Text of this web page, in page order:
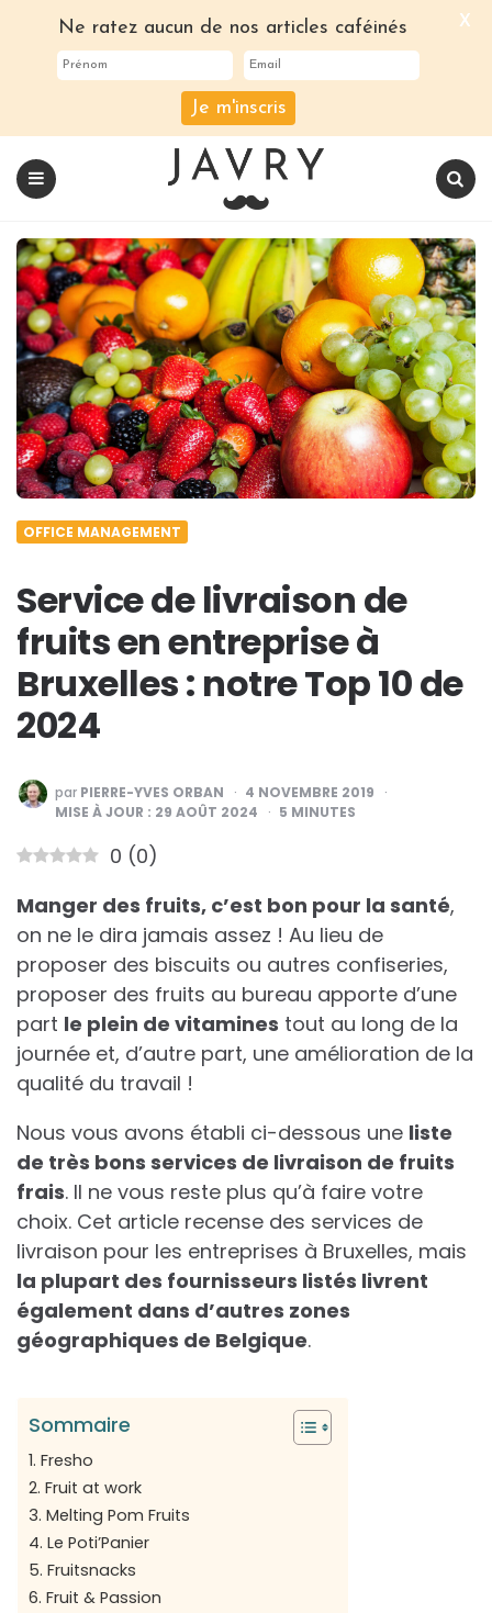
Le
blog
Javry
Coffee
OFFICE MANAGEMENT
Service de livraison de
fruits en entreprise à
Bruxelles : notre Top 10 de
2024
PUBLIÉ
PAR
par PIERRE-YVES ORBAN
4 NOVEMBRE 2019
MISE À JOUR : 29 AOÛT 2024 5 MINUTES
0 (0)
Manger des fruits, c’est bon pour la santé,
on ne le dira jamais assez ! Au lieu de
proposer des biscuits ou autres confiseries,
proposer des fruits au bureau apporte d’une
part le plein de vitamines tout au long de la
journée et, d’autre part, une amélioration de la
qualité du travail !
Nous vous avons établi ci-dessous une liste
de très bons services de livraison de fruits
frais. Il ne vous reste plus qu’à faire votre
choix. Cet article recense des services de
livraison pour les entreprises à Bruxelles, mais
la plupart des fournisseurs listés livrent
également dans d’autres zones
géographiques de Belgique.
Sommaire
1. Fresho
2. Fruit at work
3. Melting Pom Fruits
4. Le Poti’Panier
5. Fruitsnacks
6. Fruit & Passion
Ne ratez aucun de nos articles caféinés
Je m'inscris
X